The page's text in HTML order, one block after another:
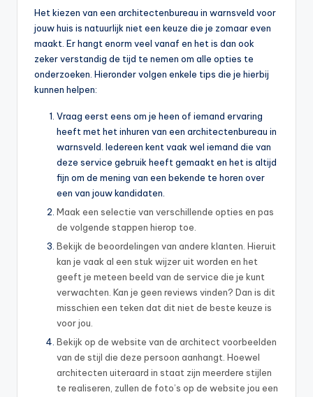
Het kiezen van een architectenbureau in warnsveld voor
jouw huis is natuurlijk niet een keuze die je zomaar even
maakt. Er hangt enorm veel vanaf en het is dan ook
zeker verstandig de tijd te nemen om alle opties te
onderzoeken. Hieronder volgen enkele tips die je hierbij
kunnen helpen:
Vraag eerst eens om je heen of iemand ervaring
heeft met het inhuren van een architectenbureau in
warnsveld. Iedereen kent vaak wel iemand die van
deze service gebruik heeft gemaakt en het is altijd
fijn om de mening van een bekende te horen over
een van jouw kandidaten.
Maak een selectie van verschillende opties en pas
de volgende stappen hierop toe.
Bekijk de beoordelingen van andere klanten. Hieruit
kan je vaak al een stuk wijzer uit worden en het
geeft je meteen beeld van de service die je kunt
verwachten. Kan je geen reviews vinden? Dan is dit
misschien een teken dat dit niet de beste keuze is
voor jou.
Bekijk op de website van de architect voorbeelden
van de stijl die deze persoon aanhangt. Hoewel
architecten uiteraard in staat zijn meerdere stijlen
te realiseren, zullen de foto’s op de website jou een